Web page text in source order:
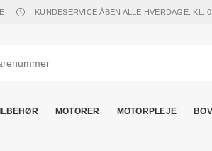
KUNDESERVICE ÅBEN ALLE HVERDAGE: KL.
MOTORER MOTORPLEJE